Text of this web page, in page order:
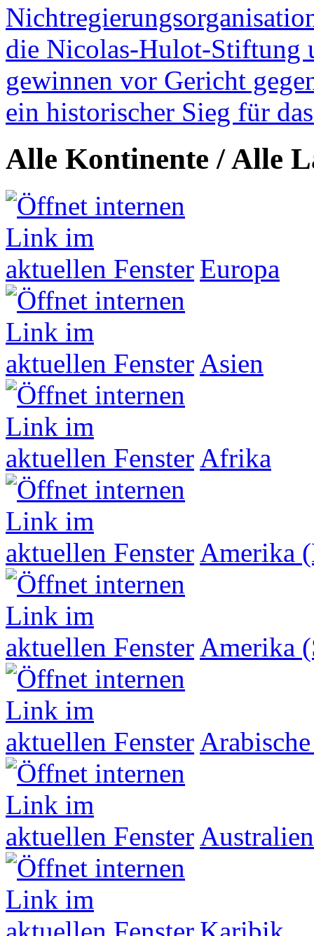
die Nicolas-Hulot-Stiftung
gewinnen vor Gericht
ein historischer Sieg für
Alle Kontinente / Alle
Europa
Asien
Afrika
Amerika
Amerika
Australien